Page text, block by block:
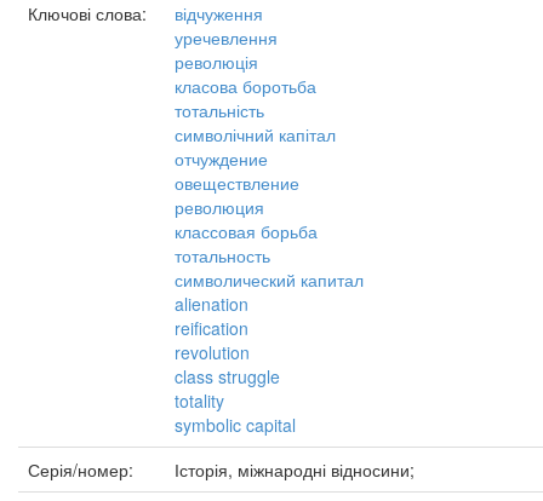
Ключові слова:
відчуження
уречевлення
революція
класова боротьба
тотальність
символічний капітал
отчуждение
овеществление
революция
классовая борьба
тотальность
символический капитал
alienation
reification
revolution
class struggle
totality
symbolic capital
Серія/номер:
Історія, міжнародні відносини;